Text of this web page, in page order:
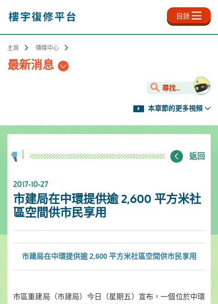
內
目錄
主頁 傳媒中心
最新消息
尋找...
本章節的更多視頻
返回
2017-10-27
市建局在中環提供逾 2,600 平方米社
區空間供市民享用
市建局在中環提供逾 2,600 平方米社區空間供市民享用
市區重建局（市建局）今日（星期五）宣布，一個位於中環